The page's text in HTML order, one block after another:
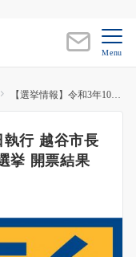
Menu
【選挙情報】令和3年10月31日執行 越谷市長選挙及び越谷市議会議員補欠選挙 開票結果
執行 越谷市長
挙 開票結果